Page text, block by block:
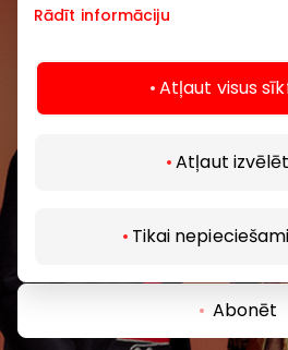
Rādīt informāciju
Atļaut visus
Atļaut
Tikai
Pievienojieties
Uzzini pirmais par
pasākumiem un jaunāko
izklaides centros “AKROPOLE
Abonēt